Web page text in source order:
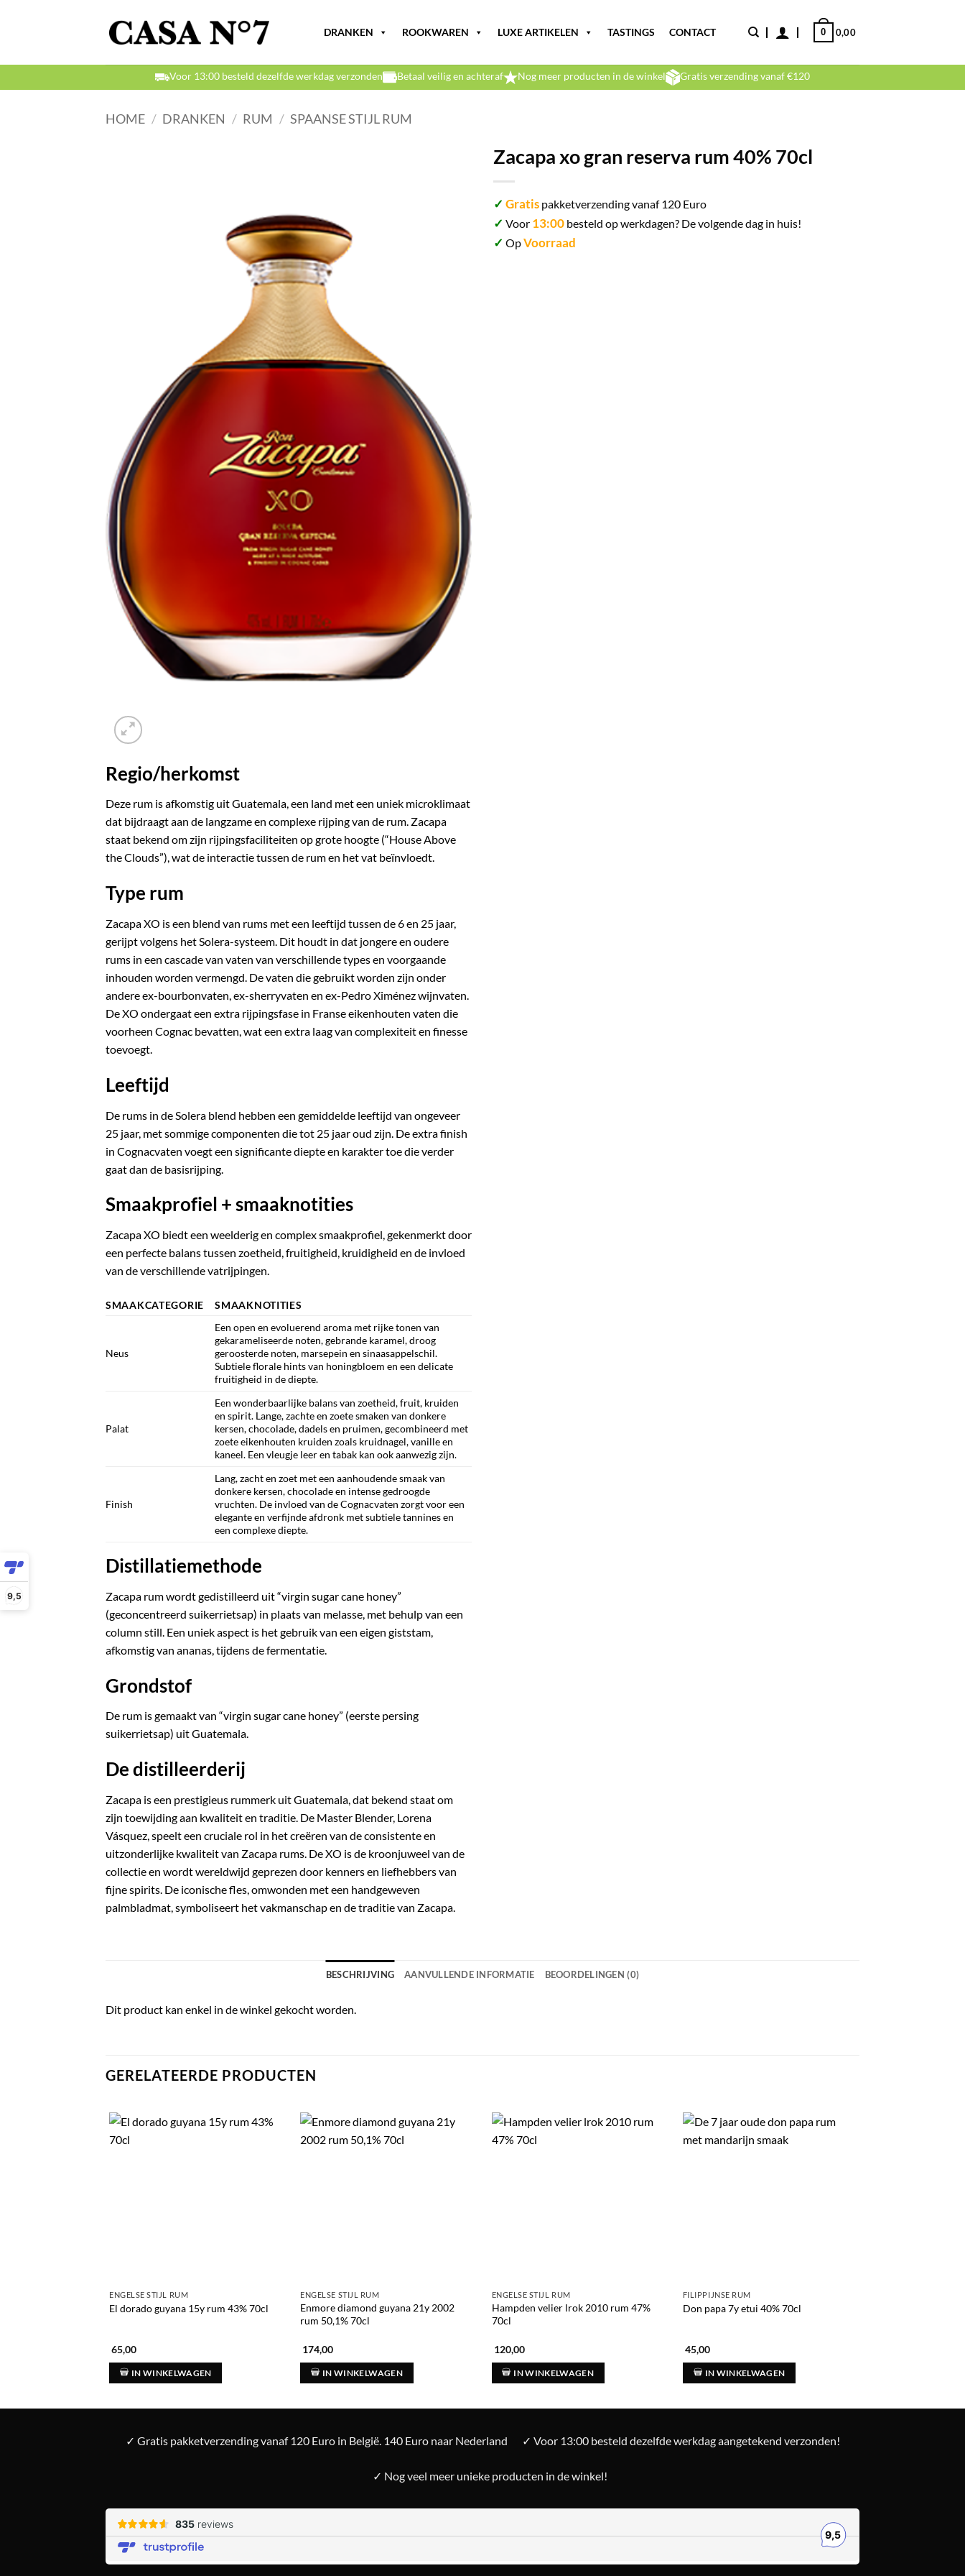
9,5
DRANKEN ROOKWAREN LUXE ARTIKELEN TASTINGS CONTACT 0,00
0
Voor 13:00 besteld dezelfde werkdag verzonden Betaal veilig en achteraf Nog meer producten in de winkel Gratis verzending vanaf €120
HOME / DRANKEN / RUM / SPAANSE STIJL RUM
Regio/herkomst
Deze rum is afkomstig uit Guatemala, een land met een uniek microklimaat
dat bijdraagt aan de langzame en complexe rijping van de rum. Zacapa
staat bekend om zijn rijpingsfaciliteiten op grote hoogte (“House Above
the Clouds”), wat de interactie tussen de rum en het vat beïnvloedt.
Type rum
Zacapa XO is een blend van rums met een leeftijd tussen de 6 en 25 jaar,
gerijpt volgens het Solera-systeem. Dit houdt in dat jongere en oudere
rums in een cascade van vaten van verschillende types en voorgaande
inhouden worden vermengd. De vaten die gebruikt worden zijn onder
andere ex-bourbonvaten, ex-sherryvaten en ex-Pedro Ximénez wijnvaten.
De XO ondergaat een extra rijpingsfase in Franse eikenhouten vaten die
voorheen Cognac bevatten, wat een extra laag van complexiteit en finesse
toevoegt.
Leeftijd
De rums in de Solera blend hebben een gemiddelde leeftijd van ongeveer
25 jaar, met sommige componenten die tot 25 jaar oud zijn. De extra finish
in Cognacvaten voegt een significante diepte en karakter toe die verder
gaat dan de basisrijping.
Smaakprofiel + smaaknotities
Zacapa XO biedt een weelderig en complex smaakprofiel, gekenmerkt door
een perfecte balans tussen zoetheid, fruitigheid, kruidigheid en de invloed
van de verschillende vatrijpingen.
SMAAKCATEGORIE SMAAKNOTITIES
Neus
Een open en evoluerend aroma met rijke tonen van
gekarameliseerde noten, gebrande karamel, droog
geroosterde noten, marsepein en sinaasappelschil.
Subtiele florale hints van honingbloem en een delicate
fruitigheid in de diepte.
Palat
Een wonderbaarlijke balans van zoetheid, fruit, kruiden
en spirit. Lange, zachte en zoete smaken van donkere
kersen, chocolade, dadels en pruimen, gecombineerd met
zoete eikenhouten kruiden zoals kruidnagel, vanille en
kaneel. Een vleugje leer en tabak kan ook aanwezig zijn.
Finish
Lang, zacht en zoet met een aanhoudende smaak van
donkere kersen, chocolade en intense gedroogde
vruchten. De invloed van de Cognacvaten zorgt voor een
elegante en verfijnde afdronk met subtiele tannines en
een complexe diepte.
Distillatiemethode
Zacapa rum wordt gedistilleerd uit “virgin sugar cane honey”
(geconcentreerd suikerrietsap) in plaats van melasse, met behulp van een
column still. Een uniek aspect is het gebruik van een eigen giststam,
afkomstig van ananas, tijdens de fermentatie.
Grondstof
De rum is gemaakt van “virgin sugar cane honey” (eerste persing
suikerrietsap) uit Guatemala.
De distilleerderij
Zacapa is een prestigieus rummerk uit Guatemala, dat bekend staat om
zijn toewijding aan kwaliteit en traditie. De Master Blender, Lorena
Vásquez, speelt een cruciale rol in het creëren van de consistente en
uitzonderlijke kwaliteit van Zacapa rums. De XO is de kroonjuweel van de
collectie en wordt wereldwijd geprezen door kenners en liefhebbers van
fijne spirits. De iconische fles, omwonden met een handgeweven
palmbladmat, symboliseert het vakmanschap en de traditie van Zacapa.
Zacapa xo gran reserva rum 40% 70cl
✓ Gratis pakketverzending vanaf 120 Euro
✓ Voor 13:00 besteld op werkdagen? De volgende dag in huis!
✓ OpVoorraad
BESCHRIJVING AANVULLENDE INFORMATIE BEOORDELINGEN (0)
Dit product kan enkel in de winkel gekocht worden.
GERELATEERDE PRODUCTEN
ENGELSE STIJL RUM
El dorado guyana 15y rum 43% 70cl
65,00
IN WINKELWAGEN
ENGELSE STIJL RUM
Enmore diamond guyana 21y 2002
rum 50,1% 70cl
174,00
IN WINKELWAGEN
ENGELSE STIJL RUM
Hampden velier lrok 2010 rum 47%
70cl
120,00
IN WINKELWAGEN
FILIPPIJNSE RUM
Don papa 7y etui 40% 70cl
45,00
IN WINKELWAGEN
✓ Gratis pakketverzending vanaf 120 Euro in België. 140 Euro naar Nederland ✓ Voor 13:00 besteld dezelfde werkdag aangetekend verzonden!
✓ Nog veel meer unieke producten in de winkel!